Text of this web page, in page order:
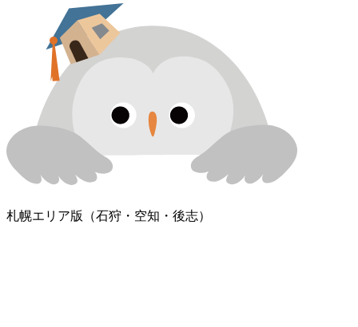
札幌エリア版 （石狩・空知・後志）